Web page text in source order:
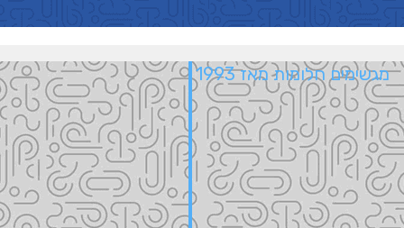
מגשימים חלומות מאז 1993